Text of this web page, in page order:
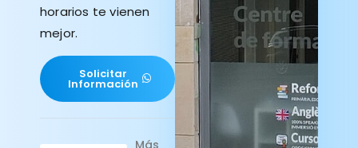
horarios te vienen
mejor.
Solicitar
Información
Más